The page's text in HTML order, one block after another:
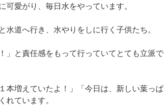
愛がり、毎日水をやっています。
道へ行き、水やりをしに行く子供たち。
」と責任感をもって行っていてとても立派で
本増えていたよ！」「今日は、新しい葉っぱ
ています。